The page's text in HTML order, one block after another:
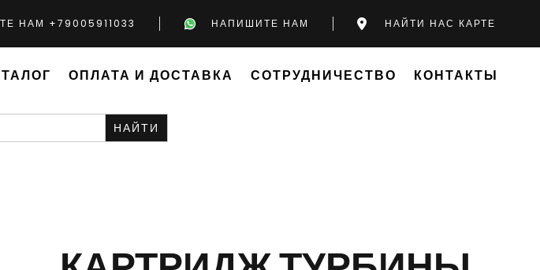
НАМ +79005911033 НАПИШИТЕ НАМ НАЙТИ НАС КАРТЕ
ОПЛАТА И ДОСТАВКА СОТРУДНИЧЕСТВО КОНТАКТЫ